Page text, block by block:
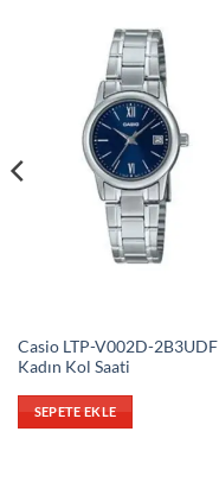
Casio LTP-V002D-2B3UDF
Kadın Kol Saati
SEPETE EKLE